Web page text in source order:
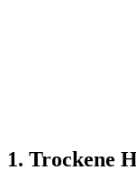
1. Trockene